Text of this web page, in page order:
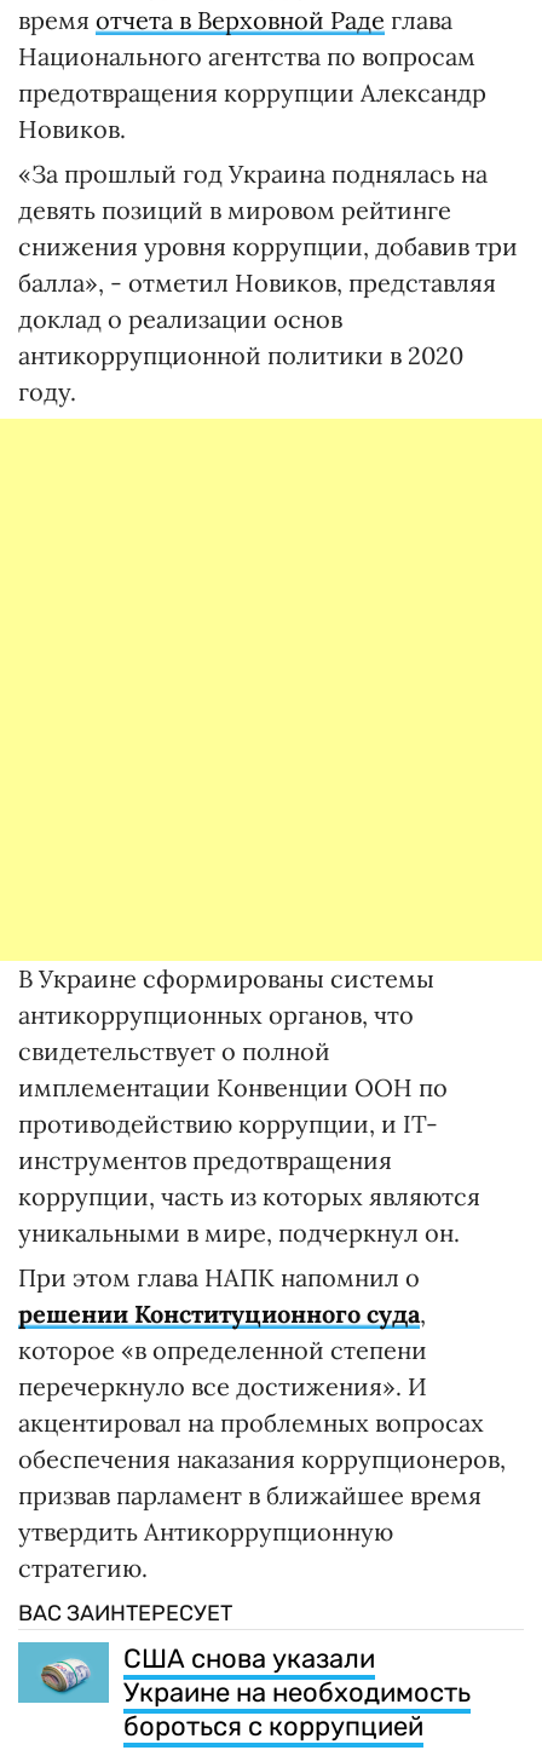
время отчета в Верховной Раде глава
Национального агентства по вопросам
предотвращения коррупции Александр
Новиков.
«За прошлый год Украина поднялась на
девять позиций в мировом рейтинге
снижения уровня коррупции, добавив три
балла», - отметил Новиков, представляя
доклад о реализации основ
антикоррупционной политики в 2020
году.
В Украине сформированы системы
антикоррупционных органов, что
свидетельствует о полной
имплементации Конвенции ООН по
противодействию коррупции, и IТ-
инструментов предотвращения
коррупции, часть из которых являются
уникальными в мире, подчеркнул он.
При этом глава НАПК напомнил о
решении Конституционного суда,
которое «в определенной степени
перечеркнуло все достижения». И
акцентировал на проблемных вопросах
обеспечения наказания коррупционеров,
призвав парламент в ближайшее время
утвердить Антикоррупционную
стратегию.
ВАС ЗАИНТЕРЕСУЕТ
США снова указали
Украине на необходимость
бороться с коррупцией